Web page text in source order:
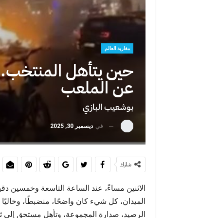
مغاربة العالم
حين يتأهل
عن الملعب
بوشعيب البازي
في ديسمبر 30, 2025
شارك
الاثنين مساءً، عند الساعة التاسعة وخمسين
الميدان، كل شيء كان واضحًا، منضبطًا،
الرصيد، صدارة المجموعة، وتأهل مستحق إلى
عبد الإله